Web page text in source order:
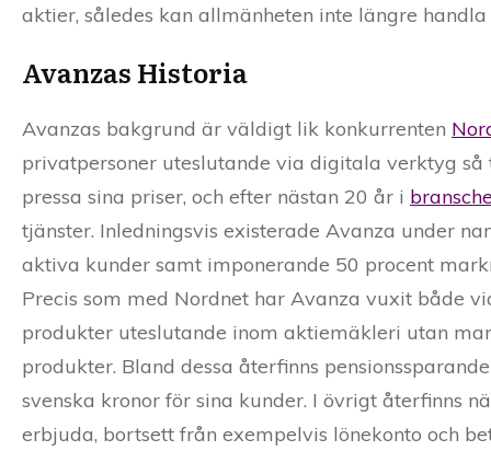
aktier, således kan allmänheten inte längre
Avanzas Historia
Avanzas bakgrund är väldigt lik konkurrenten
privatpersoner uteslutande via digitala verktyg
pressa sina priser, och efter nästan 20 år i
tjänster. Inledningsvis existerade Avanza under
aktiva kunder samt imponerande 50 procent
Precis som med Nordnet har Avanza vuxit både
produkter uteslutande inom aktiemäkleri utan
produkter. Bland dessa återfinns
svenska kronor för sina kunder. I övrigt återfinns
erbjuda, bortsett från exempelvis lönekonto och